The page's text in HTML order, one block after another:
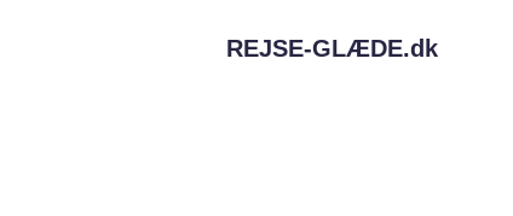
REJSE-GLÆDE.dk